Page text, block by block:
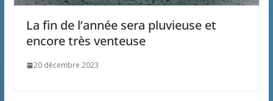
La fin de l’année sera pluvieuse et
encore très venteuse
20 décembre 2023